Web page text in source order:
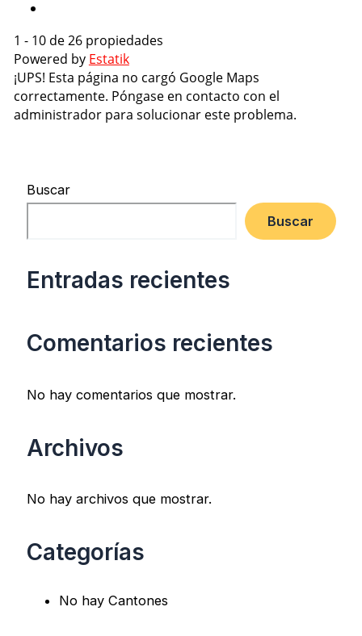
1 - 10 de 26 propiedades
Powered by Estatik
¡UPS! Esta página no cargó Google Maps
correctamente. Póngase en contacto con el
administrador para solucionar este problema.
Buscar
Buscar
Entradas recientes
Comentarios recientes
No hay comentarios que mostrar.
Archivos
No hay archivos que mostrar.
Categorías
No hay Cantones